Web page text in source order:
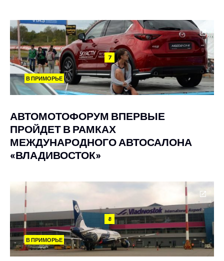
7
В ПРИМОРЬЕ
АВТОМОТОФОРУМ ВПЕРВЫЕ
ПРОЙДЕТ В РАМКАХ
МЕЖДУНАРОДНОГО АВТОСАЛОНА
«ВЛАДИВОСТОК»
8
В ПРИМОРЬЕ